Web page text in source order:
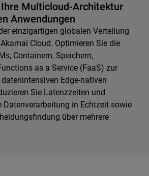
Multicloud-Architektur
Anwendungen
einzigartigen globalen Verteilung
Cloud. Optimieren Sie die
Containern, Speichern,
as a Service (FaaS) zur
Edge-nativen
Sie Latenzzeiten und
Datenverarbeitung in Echtzeit sowie
über mehrere